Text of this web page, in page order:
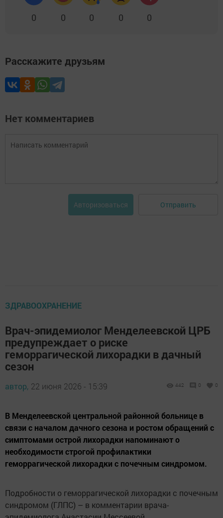
0 0 0 0 0
Расскажите друзьям
Нет комментариев
Авторизоваться Отправить
ЗДРАВООХРАНЕНИЕ
Врач-эпидемиолог Менделеевской ЦРБ
предупреждает о риске
геморрагической лихорадки в дачный
сезон
автор, 22 июня 2026 - 15:39 442 0 0
В Менделеевской центральной районной больнице в
связи с началом дачного сезона и ростом обращений с
симптомами острой лихорадки напоминают о
необходимости строгой профилактики
геморрагической лихорадки с почечным синдромом.
Подробности о геморрагической лихорадки с почечным
синдромом (ГЛПС) – в комментарии врача-